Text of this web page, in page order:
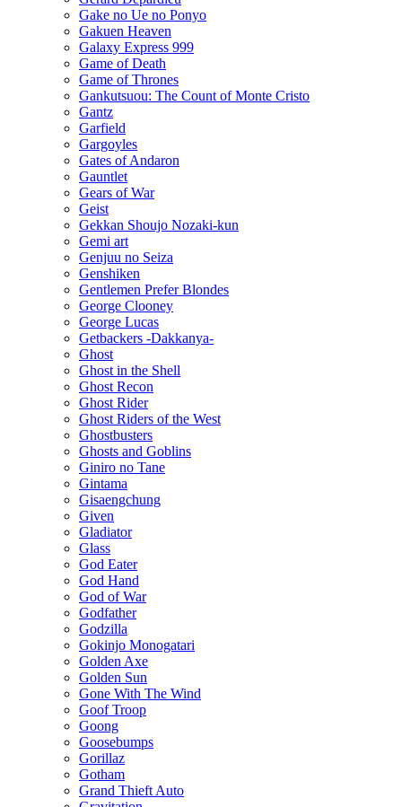
Gake no Ue no Ponyo
Gakuen Heaven
Galaxy Express 999
Game of Death
Game of Thrones
Gankutsuou: The Count of Monte Cristo
Gantz
Garfield
Gargoyles
Gates of Andaron
Gauntlet
Gears of War
Geist
Gekkan Shoujo Nozaki-kun
Gemi art
Genjuu no Seiza
Genshiken
Gentlemen Prefer Blondes
George Clooney
George Lucas
Getbackers -Dakkanya-
Ghost
Ghost in the Shell
Ghost Recon
Ghost Rider
Ghost Riders of the West
Ghostbusters
Ghosts and Goblins
Giniro no Tane
Gintama
Gisaengchung
Given
Gladiator
Glass
God Eater
God Hand
God of War
Godfather
Godzilla
Gokinjo Monogatari
Golden Axe
Golden Sun
Gone With The Wind
Goof Troop
Goong
Goosebumps
Gorillaz
Gotham
Grand Thieft Auto